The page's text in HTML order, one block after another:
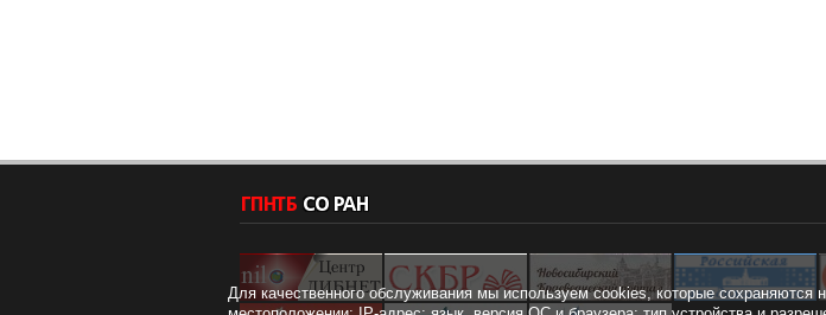
Для качественного обслуживания мы используем cookies, которые